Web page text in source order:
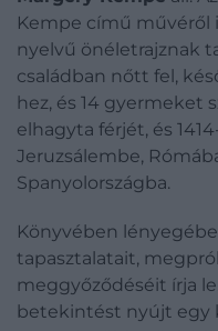
Kempe című művéről
nyelvű önéletrajznak
családban nőtt fel,
hez, és 14 gyermeket
elhagyta férjét, és
Jeruzsálembe,
Spanyolországba.
Könyvében
tapasztalatait,
meggyőződéséit írja
betekintést nyújt egy